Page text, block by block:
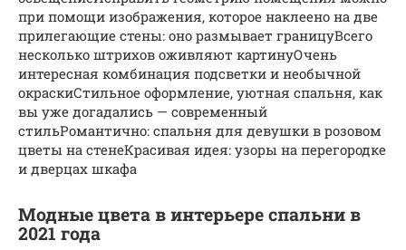
при помощи изображения, которое наклеено на две
прилегающие стены: оно размывает границуВсего
несколько штрихов оживляют картинуОчень
интересная комбинация подсветки и необычной
окраскиСтильное оформление, уютная спальня, как
вы уже догадались — современный
стильРомантично: спальня для девушки в розовом
цветы на стенеКрасивая идея: узоры на перегородке
и дверцах шкафа
Модные цвета в интерьере спальни в
2021 года